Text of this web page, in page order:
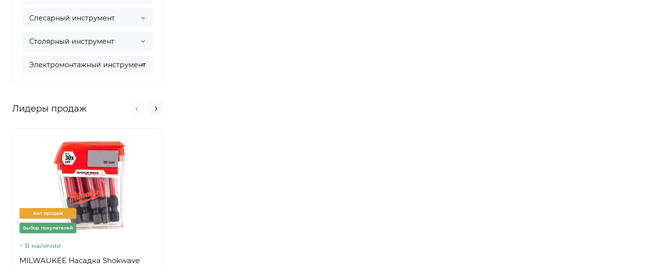
Слесарный инструмент
Столярный инструмент
Электромонтажный инструмент
Лидеры продаж
Хит продаж
Выбор покупателей
В наличии
MILWAUKEE Насадка Shokwave